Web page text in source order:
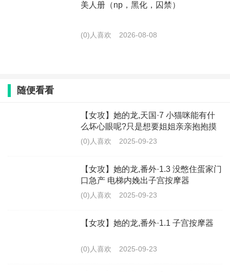
美人册（np，黑化，囚禁）
(0)人喜欢 2026-08-08
随便看看
【女攻】她的龙,天国·7 小猫咪能有什
么坏心眼呢?只是想要姐姐亲亲抱抱摸
摸罢了!
(0)人喜欢 2025-09-23
【女攻】她的龙,番外·1.3 没憋住蛋家门
口急产 电梯内娩出子宫按摩器
(0)人喜欢 2025-09-23
【女攻】她的龙,番外·1.1 子宫按摩器
(0)人喜欢 2025-09-23